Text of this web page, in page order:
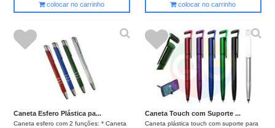
colocar no carrinho colocar no carrinho
Caneta Esfero Plástica pa...
Caneta esfero com 2 funções: * Caneta
Caneta Touch com Suporte ...
Caneta plástica touch com suporte para